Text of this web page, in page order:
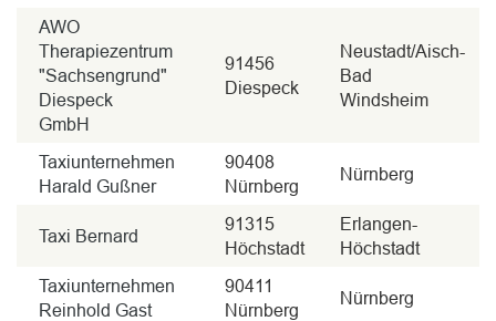
AWO
Therapiezentrum
"Sachsengrund"
Diespeck
GmbH
91456
Diespeck
Neustadt/Aisch-
Bad
Windsheim
Taxiunternehmen
Harald Gußner
90408
Nürnberg
Nürnberg
Taxi Bernard
91315
Höchstadt
Erlangen-
Höchstadt
Taxiunternehmen
Reinhold Gast
90411
Nürnberg
Nürnberg